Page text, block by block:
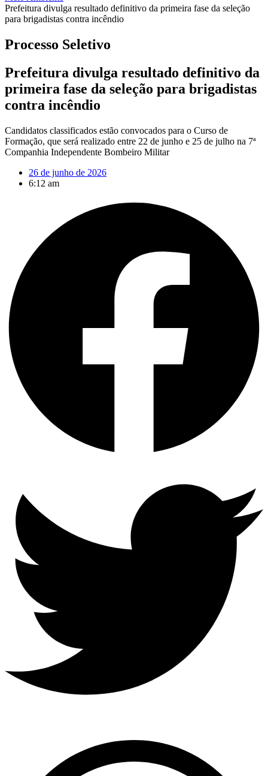
Prefeitura divulga resultado definitivo da primeira fase da seleção
para brigadistas contra incêndio
Processo Seletivo
Prefeitura divulga resultado definitivo da
primeira fase da seleção para brigadistas
contra incêndio
Candidatos classificados estão convocados para o Curso de
Formação, que será realizado entre 22 de junho e 25 de julho na 7ª
Companhia Independente Bombeiro Militar
26 de junho de 2026
6:12 am